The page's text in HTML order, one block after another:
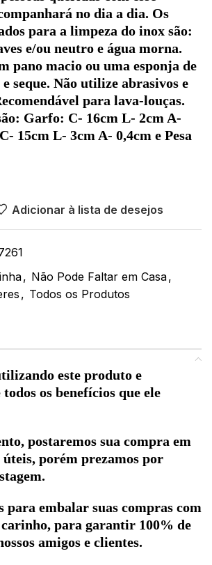
no dia a dia. Os
para a limpeza do inox são:
e/ou neutro e água morna.
pano macio ou uma esponja de
seque. Não utilize abrasivos e
para lava-louças.
Garfo: C- 16cm L- 2cm A-
15cm L- 3cm A- 0,4cm e Pesa
Adicionar à lista de desejos
, Não Pode Faltar em Casa,
, Todos os Produtos
este produto e
os benefícios que ele
postaremos sua compra em
porém prezamos por
para embalar suas compras com
para garantir 100% de
amigos e clientes.